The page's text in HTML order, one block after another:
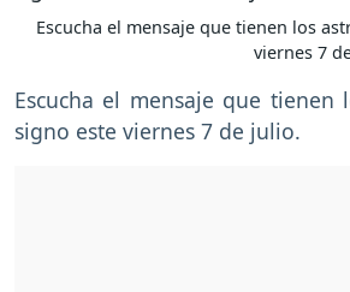
Escucha el mensaje que tienen los
viernes 7
Escucha el mensaje que tienen
signo este viernes 7 de julio.